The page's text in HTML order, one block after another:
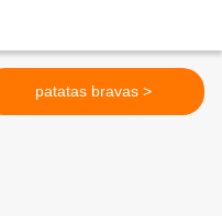
patatas bravas >